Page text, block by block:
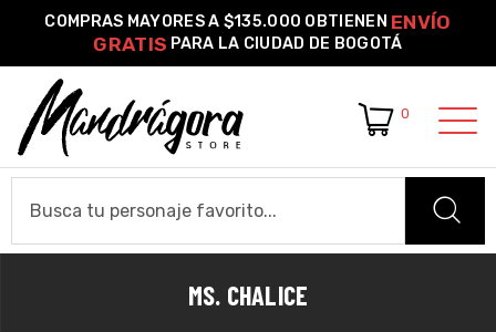
COMPRAS MAYORES A $135.000 OBTIENEN ENVÍO
GRATIS PARA LA CIUDAD DE BOGOTÁ
0
MS. CHALICE
Guía